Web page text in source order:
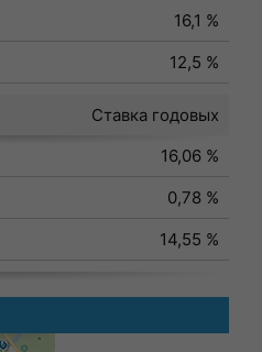
16,1 %
12,5 %
Ставка годовых
16,06 %
0,78 %
14,55 %